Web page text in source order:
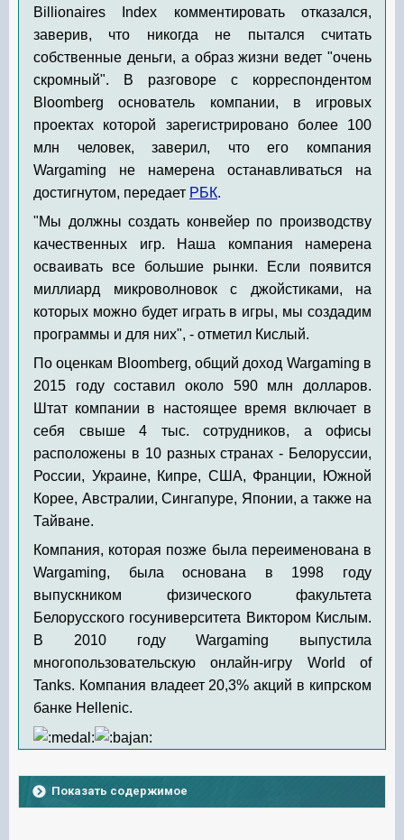
Billionaires Index комментировать отказался,
заверив, что никогда не пытался считать
собственные деньги, а образ жизни ведет "очень
скромный". В разговоре с корреспондентом
Bloomberg основатель компании, в игровых
проектах которой зарегистрировано более 100
млн человек, заверил, что его компания
Wargaming не намерена останавливаться на
достигнутом, передает РБК.
"Мы должны создать конвейер по производству
качественных игр. Наша компания намерена
осваивать все большие рынки. Если появится
миллиард микроволновок с джойстиками, на
которых можно будет играть в игры, мы создадим
программы и для них", - отметил Кислый.
По оценкам Bloomberg, общий доход Wargaming в
2015 году составил около 590 млн долларов.
Штат компании в настоящее время включает в
себя свыше 4 тыс. сотрудников, а офисы
расположены в 10 разных странах - Белоруссии,
России, Украине, Кипре, США, Франции, Южной
Корее, Австралии, Сингапуре, Японии, а также на
Тайване.
Компания, которая позже была переименована в
Wargaming, была основана в 1998 году
выпускником физического факультета
Белорусского госуниверситета Виктором Кислым.
В 2010 году Wargaming выпустила
многопользовательскую онлайн-игру World of
Tanks. Компания владеет 20,3% акций в кипрском
банке Hellenic.
Показать содержимое